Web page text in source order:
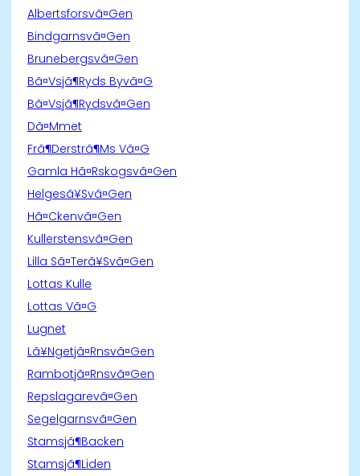
Albertsforsvã¤Gen
Bindgarnsvã¤Gen
Brunebergsvã¤Gen
Bã¤Vsjã¶Ryds Byvã¤G
Bã¤Vsjã¶Rydsvã¤Gen
Dã¤Mmet
Frã¶Derstrã¶Ms Vã¤G
Gamla Hã¤Rskogsvã¤Gen
Helgesã¥Svã¤Gen
Hã¤Ckenvã¤Gen
Kullerstensvã¤Gen
Lilla Sã¤Terã¥Svã¤Gen
Lottas Kulle
Lottas Vã¤G
Lugnet
Lã¥Ngetjã¤Rnsvã¤Gen
Rambotjã¤Rnsvã¤Gen
Repslagarevã¤Gen
Segelgarnsvã¤Gen
Stamsjã¶Backen
Stamsjã¶Liden